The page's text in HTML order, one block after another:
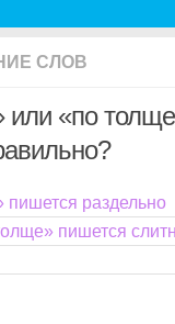
СЛОВ
«по
раздельно
пишется